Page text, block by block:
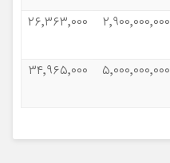
۲٬۹۰۰٬۰۰۰٬۰۰۰ ۲۶٬۳۶۳٬۰۰۰
۵٬۰۰۰٬۰۰۰٬۰۰۰ ۳۴٬۹۶۵٬۰۰۰